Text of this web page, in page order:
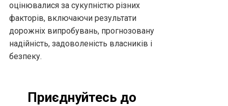
оцінювалися за сукупністю різних
факторів, включаючи результати
дорожніх випробувань, прогнозовану
надійність, задоволеність власників і
безпеку.
Приєднуйтесь до